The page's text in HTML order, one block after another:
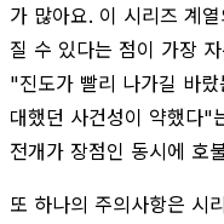
가 많아요. 이 시리즈 계
질 수 있다는 점이 가장
"진도가 빨리 나가길 바
대했던 사건성이 약했다"
전개가 장점인 동시에 호
또 하나의 주의사항은 시